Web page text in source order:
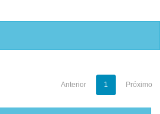
Anterior 1 Próximo